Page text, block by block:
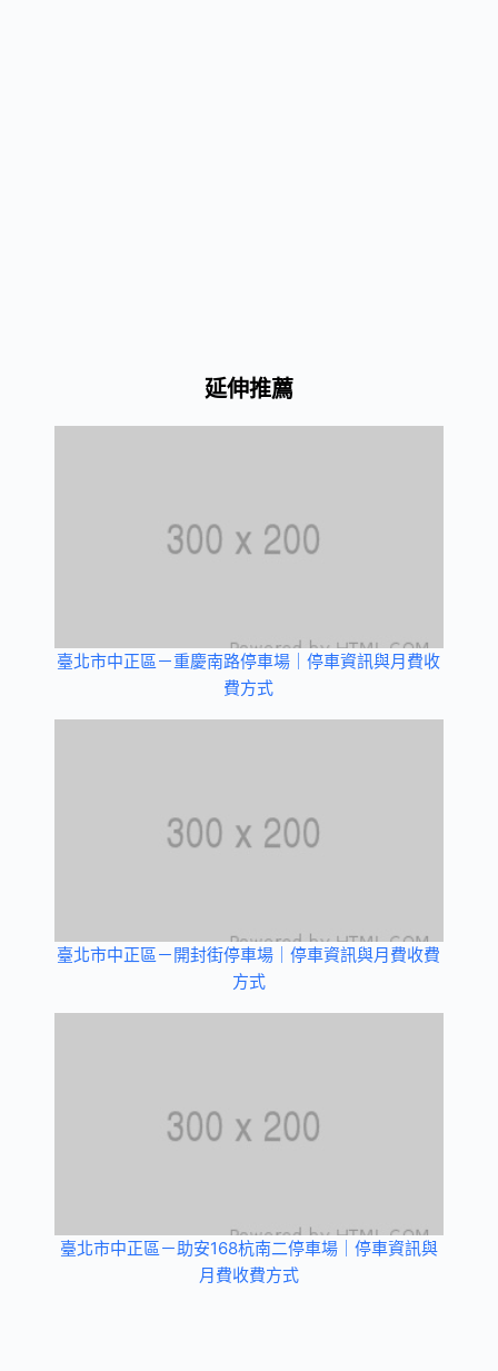
延伸推薦
臺北市中正區－重慶南路停車場｜停車資訊與月費收
費方式
臺北市中正區－開封街停車場｜停車資訊與月費收費
方式
臺北市中正區－助安168杭南二停車場｜停車資訊與
月費收費方式